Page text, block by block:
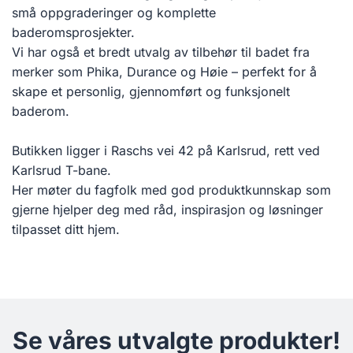
små oppgraderinger og komplette
baderomsprosjekter.
Vi har også et bredt utvalg av tilbehør til badet fra
merker som Phika, Durance og Høie – perfekt for å
skape et personlig, gjennomført og funksjonelt
baderom.
Butikken ligger i Raschs vei 42 på Karlsrud, rett ved
Karlsrud T-bane.
Her møter du fagfolk med god produktkunnskap som
gjerne hjelper deg med råd, inspirasjon og løsninger
tilpasset ditt hjem.
Se våres utvalgte produkter!